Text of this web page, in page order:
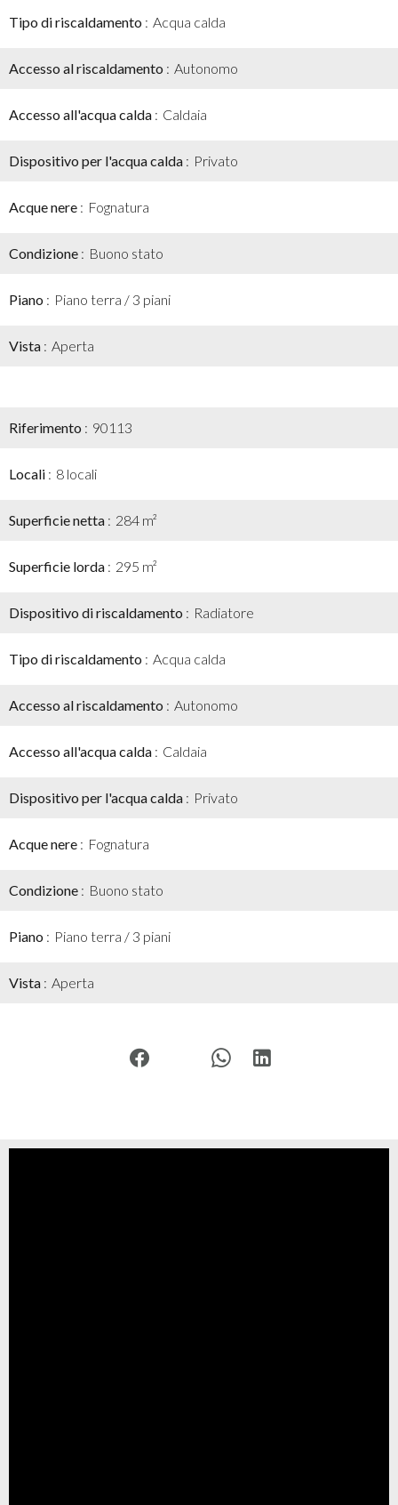
Tipo di riscaldamento Acqua calda
Accesso al riscaldamento Autonomo
Accesso all'acqua calda Caldaia
Dispositivo per l'acqua calda Privato
Acque nere Fognatura
Condizione Buono stato
Piano Piano terra / 3 piani
Vista Aperta
Riferimento 90113
Locali 8 locali
Superficie netta 284 m²
Superficie lorda 295 m²
Dispositivo di riscaldamento Radiatore
Tipo di riscaldamento Acqua calda
Accesso al riscaldamento Autonomo
Accesso all'acqua calda Caldaia
Dispositivo per l'acqua calda Privato
Acque nere Fognatura
Condizione Buono stato
Piano Piano terra / 3 piani
Vista Aperta